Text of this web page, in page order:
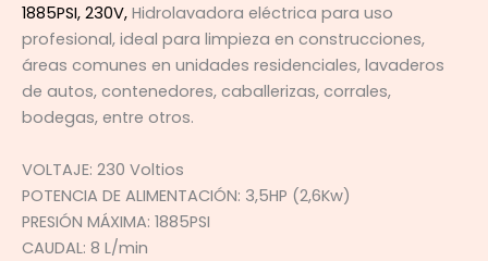
1885PSI, 230V, Hidrolavadora eléctrica para uso
profesional, ideal para limpieza en construcciones,
áreas comunes en unidades residenciales, lavaderos
de autos, contenedores, caballerizas, corrales,
bodegas, entre otros.
VOLTAJE: 230 Voltios
POTENCIA DE ALIMENTACIÓN: 3,5HP (2,6Kw)
PRESIÓN MÁXIMA: 1885PSI
CAUDAL: 8 L/min